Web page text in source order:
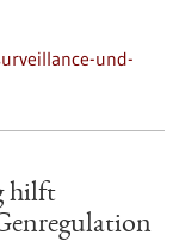
und-
hilft